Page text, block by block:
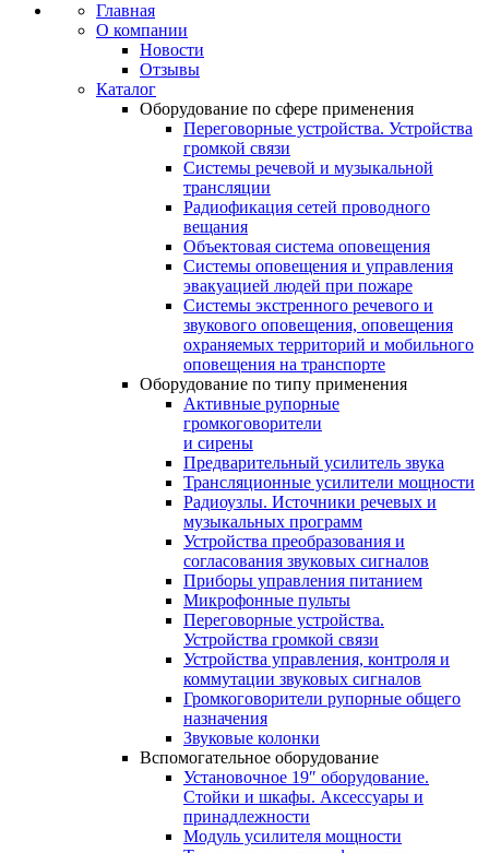
Главная
О компании
Новости
Отзывы
Каталог
Оборудование по сфере применения
Переговорные устройства. Устройства
громкой связи
Системы речевой и музыкальной
трансляции
Радиофикация сетей проводного
вещания
Объектовая система оповещения
Системы оповещения и управления
эвакуацией людей при пожаре
Системы экстренного речевого и
звукового оповещения, оповещения
охраняемых территорий и мобильного
оповещения на транспорте
Оборудование по типу применения
Активные рупорные
громкоговорители
и сирены
Предварительный усилитель звука
Трансляционные усилители мощности
Радиоузлы. Источники речевых и
музыкальных программ
Устройства преобразования и
согласования звуковых сигналов
Приборы управления питанием
Микрофонные пульты
Переговорные устройства.
Устройства громкой связи
Устройства управления, контроля и
коммутации звуковых сигналов
Громкоговорители рупорные общего
назначения
Звуковые колонки
Вспомогательное оборудование
Установочное 19″ оборудование.
Стойки и шкафы. Аксессуары и
принадлежности
Модуль усилителя мощности